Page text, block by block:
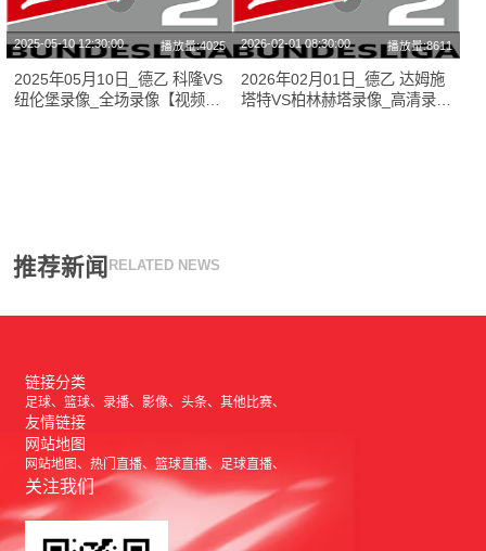
2025-05-10 12:30:00 播放量:4025
2025年05月10日_德乙 科隆VS
纽伦堡录像_全场录像【视频集
2026-02-01 08:30:00 播放量:8611
2026年02月01日_德乙 达姆施
塔特VS柏林赫塔录像_高清录像
推荐新闻 RELATED NEWS
链接分类
足球 篮球 录播 影像 头条 其他比赛
友情链接
网站地图
网站地图 热门直播 篮球直播 足球直播
关注我们